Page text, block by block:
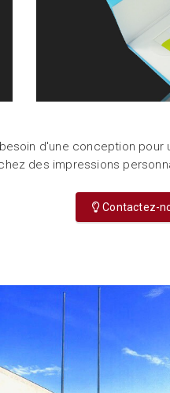
d'une conception
des impressions
Contactez-